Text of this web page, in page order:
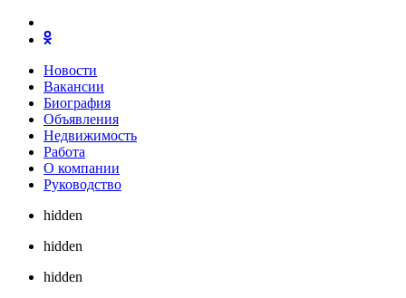
Новости
Вакансии
Биография
Объявления
Недвижимость
Работа
О компании
Руководство
hidden
hidden
hidden